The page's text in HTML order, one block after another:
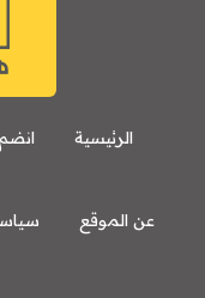
الرئيسية
عن الموقع